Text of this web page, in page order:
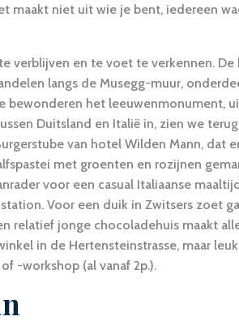
maakt niet uit wie je bent, iedereen
verblijven en te voet te verkennen. De
langs de Musegg-muur,
bewonderen het leeuwenmonument,
Duitsland en Italië in, zien we
van hotel Wilden Mann, dat
met groenten en rozijnen
voor een casual Italiaanse
Voor een duik in Zwitsers zoet
relatief jonge chocoladehuis maakt
in de Hertensteinstrasse, maar
-workshop (al vanaf 2p.).